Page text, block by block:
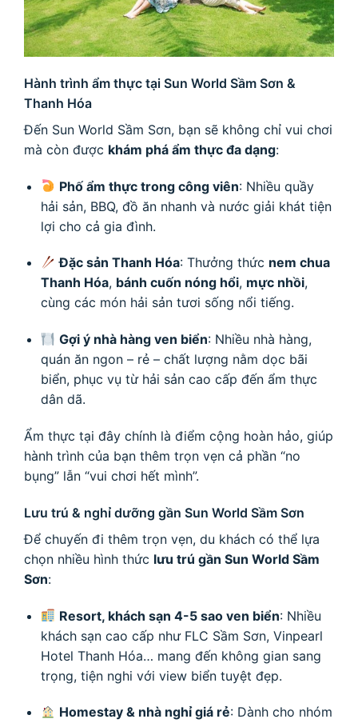
Hành trình ẩm thực tại Sun World Sầm Sơn &
Thanh Hóa
Đến Sun World Sầm Sơn, bạn sẽ không chỉ vui chơi
mà còn được khám phá ẩm thực đa dạng:
Phố ẩm thực trong công viên: Nhiều quầy
hải sản, BBQ, đồ ăn nhanh và nước giải khát tiện
lợi cho cả gia đình.
Đặc sản Thanh Hóa: Thưởng thức nem chua
Thanh Hóa, bánh cuốn nóng hổi, mực nhồi,
cùng các món hải sản tươi sống nổi tiếng.
Gợi ý nhà hàng ven biển: Nhiều nhà hàng,
quán ăn ngon – rẻ – chất lượng nằm dọc bãi
biển, phục vụ từ hải sản cao cấp đến ẩm thực
dân dã.
Ẩm thực tại đây chính là điểm cộng hoàn hảo, giúp
hành trình của bạn thêm trọn vẹn cả phần “no
bụng” lẫn “vui chơi hết mình”.
Lưu trú & nghỉ dưỡng gần Sun World Sầm Sơn
Để chuyến đi thêm trọn vẹn, du khách có thể lựa
chọn nhiều hình thức lưu trú gần Sun World Sầm
Sơn:
Resort, khách sạn 4-5 sao ven biển: Nhiều
khách sạn cao cấp như FLC Sầm Sơn, Vinpearl
Hotel Thanh Hóa… mang đến không gian sang
trọng, tiện nghi với view biển tuyệt đẹp.
Homestay & nhà nghỉ giá rẻ: Dành cho nhóm